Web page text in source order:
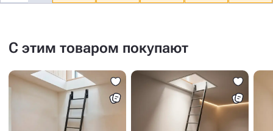
С этим товаром покупают